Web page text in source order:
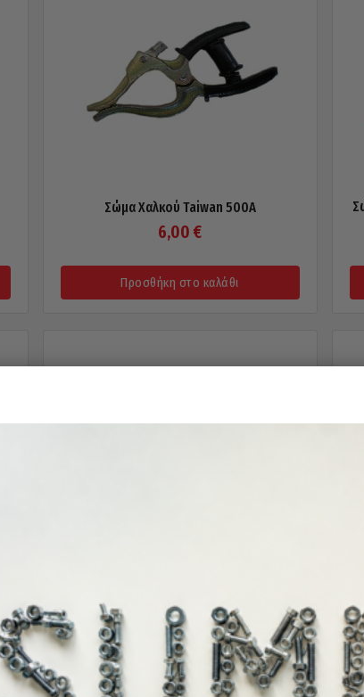
Σώμα Χαλκού Taiwan 500A
6,00 €
Προσθήκη στο καλάθι
8,50
Προσθήκη στο καλάθι